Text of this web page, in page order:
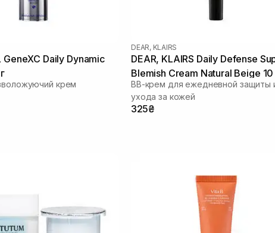
GeneXC Daily Dynamic
крем
DEAR, KLAIRS
DEAR, KLAIRS Daily Defense
Blemish Cream Natural Beige 10
BB-крем для ежедневной защиты
ухода за кожей
325₴